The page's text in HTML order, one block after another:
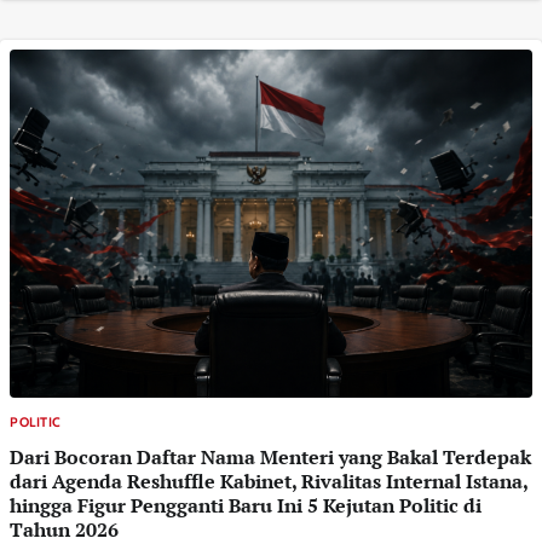
POLITIC
Dari Bocoran Daftar Nama Menteri yang Bakal Terdepak
dari Agenda Reshuffle Kabinet, Rivalitas Internal Istana,
hingga Figur Pengganti Baru Ini 5 Kejutan Politic di
Tahun 2026